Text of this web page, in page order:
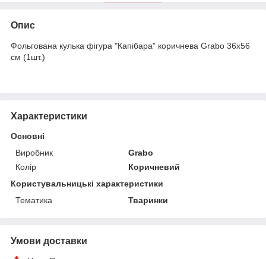
Опис
Фольгована кулька фігура "Капібара" коричнева Grabo 36x56
см (1шт.)
Характеристики
Основні
Виробник
Grabo
Колір
Коричневий
Користувальницькі характеристики
Тематика
Тваринки
Умови доставки